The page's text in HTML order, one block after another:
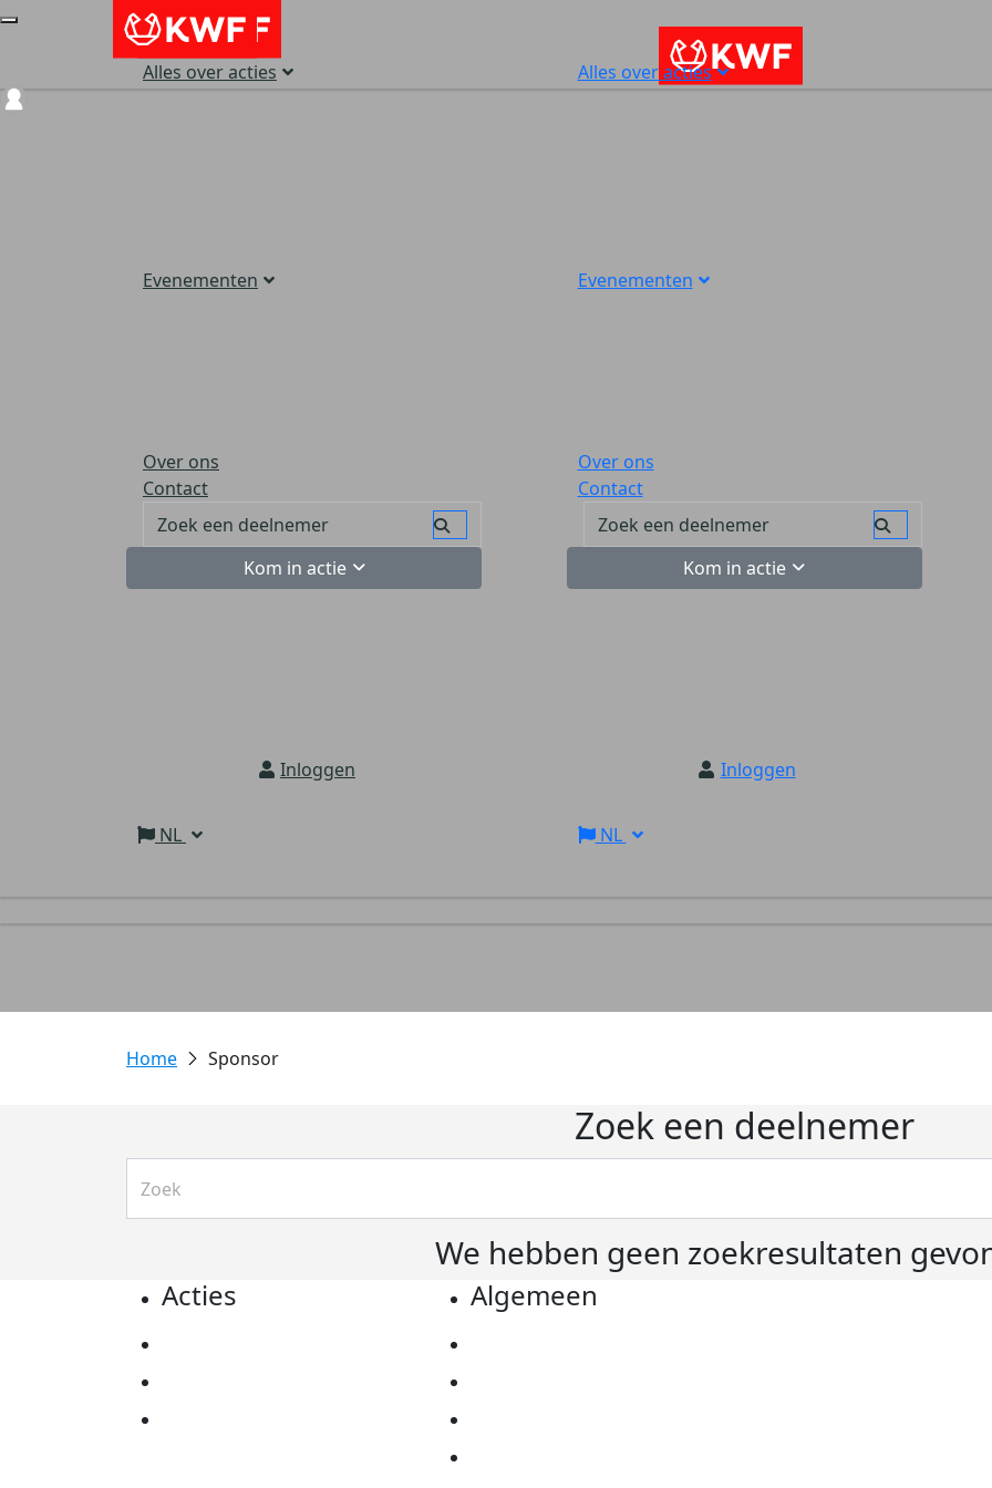
Alles over acties
Evenementen
Over ons
Contact
Kom in actie
Inloggen
NL
Alles over acties
Evenementen
Over ons
Contact
Kom in actie
Inloggen
NL
Sponsor
Zoek een deelnemer
We hebben geen zoekresultaten
Acties Algemeen